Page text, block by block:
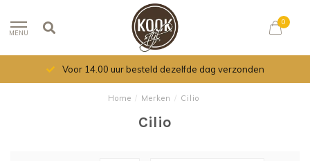
MENU
0
Voor 14.00 uur besteld dezelfde dag verzonden
Home / Merken / Cilio
Cilio